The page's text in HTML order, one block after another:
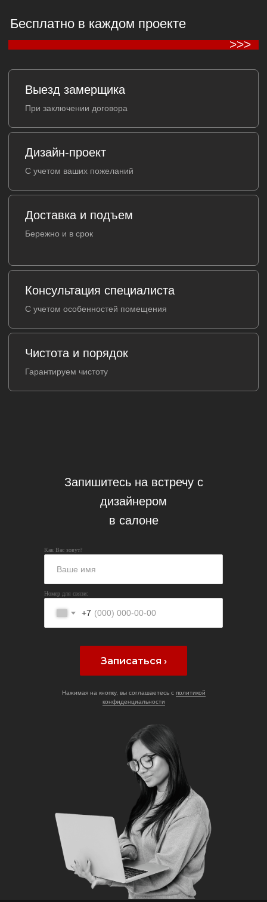
Как Вас зовут?
Номер для связи:
+7
Записаться ›
Запишитесь на встречу с
дизайнером
в салоне
Нажимая на кнопку, вы соглашаетесь с политикой
конфиденциальности